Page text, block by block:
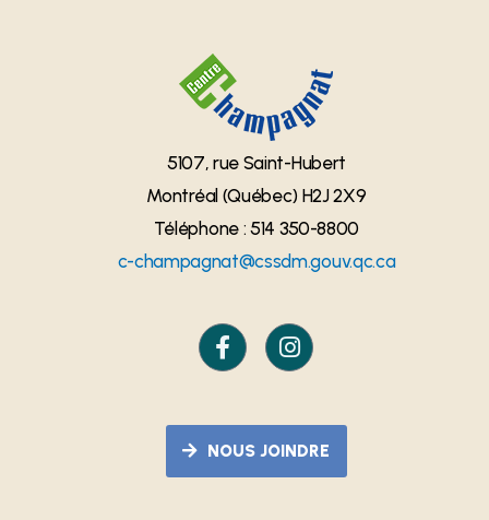
5107, rue Saint-Hubert
Montréal (Québec) H2J 2X9
Téléphone : 514 350-8800
c-champagnat@cssdm.gouv.qc.ca
NOUS JOINDRE